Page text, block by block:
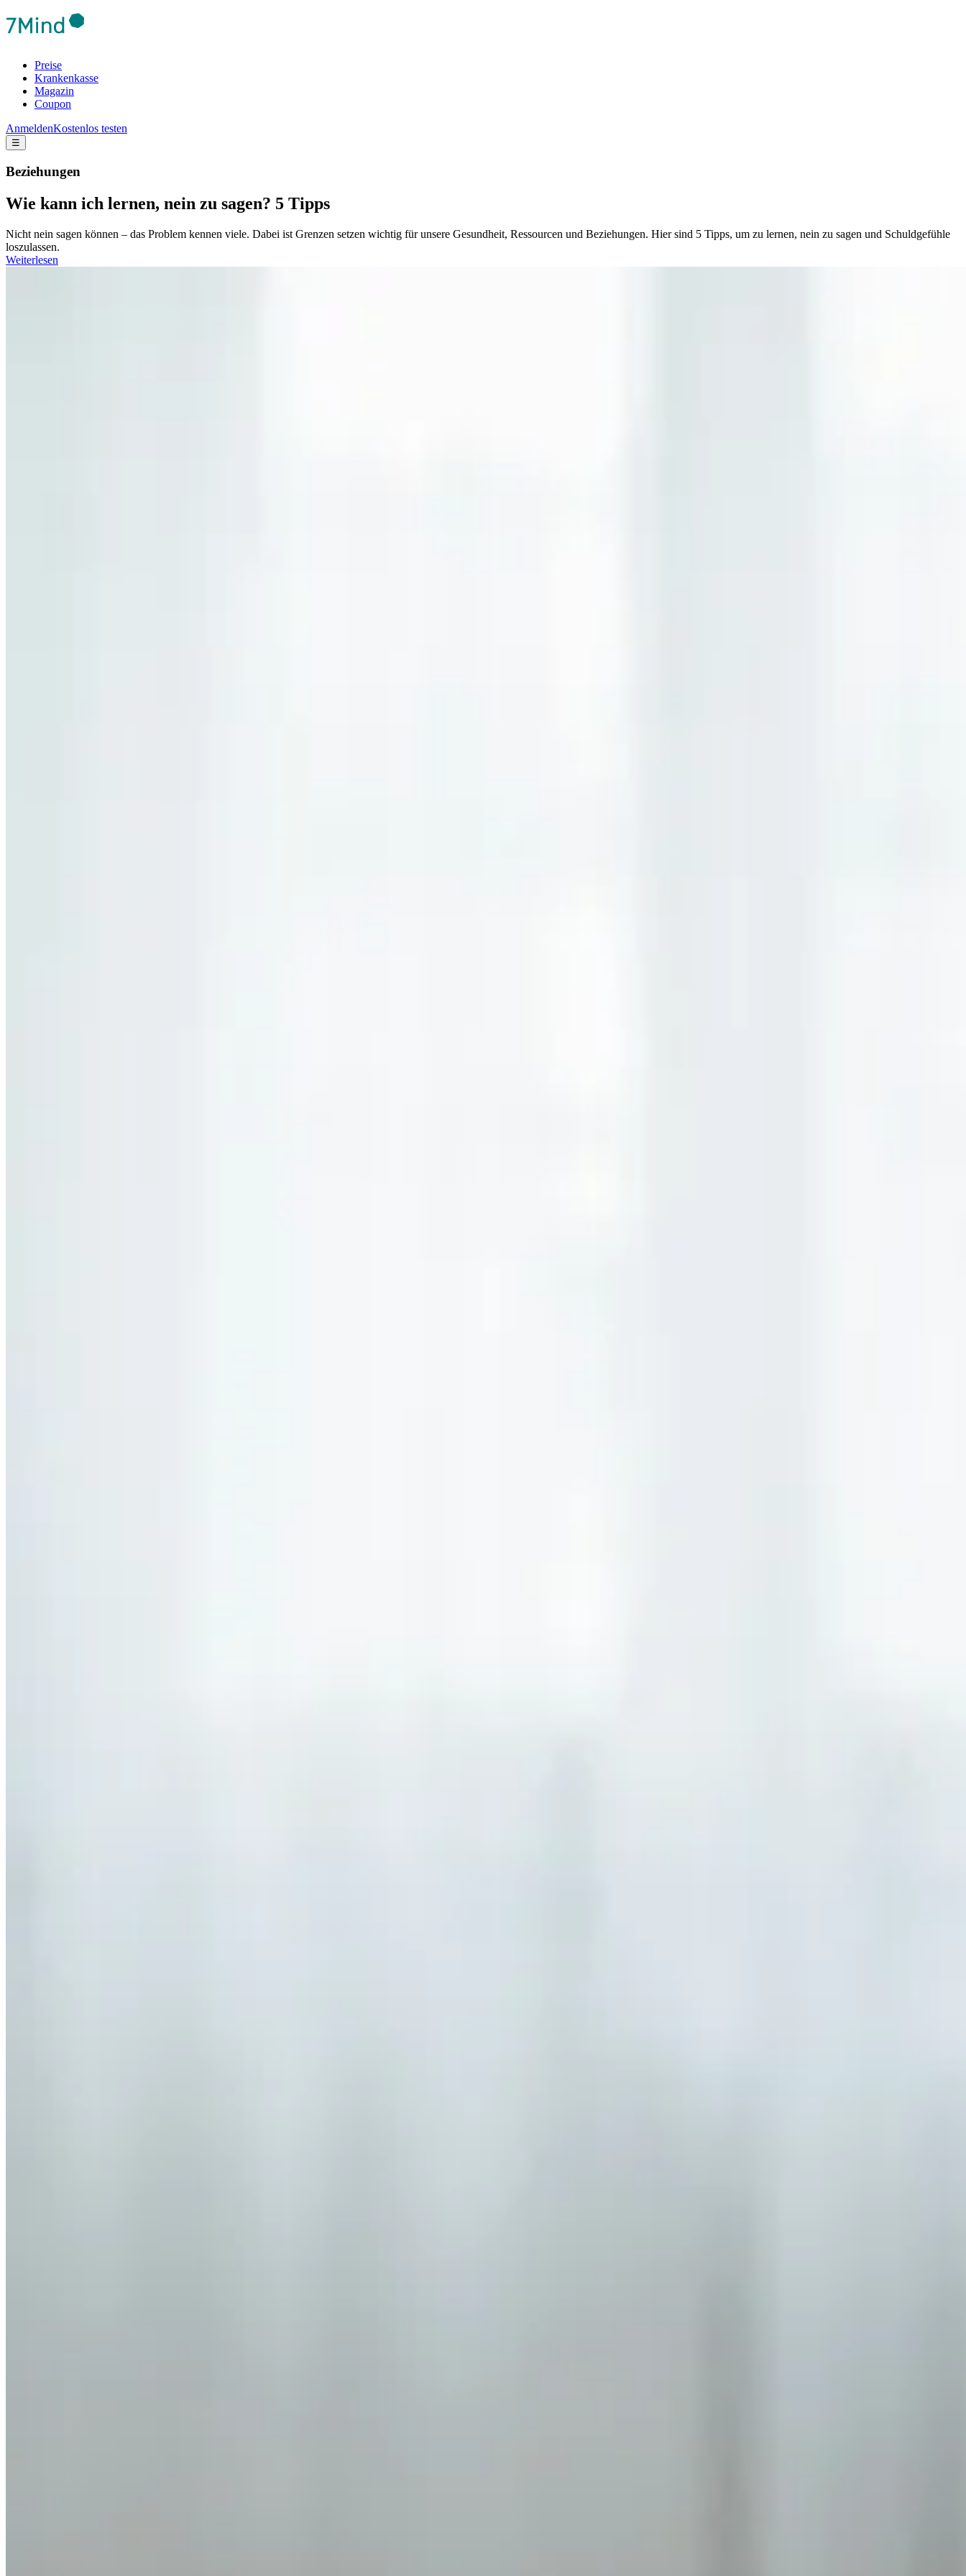
Preise
Krankenkasse
Magazin
Coupon
AnmeldenKostenlos testen
☰
Beziehungen
Wie kann ich lernen, nein zu sagen? 5 Tipps
Nicht nein sagen können – das Problem kennen viele. Dabei ist Grenzen setzen wichtig für unsere Gesundheit, Ressourcen und Beziehungen. Hier sind 5 Tipps, um zu lernen, nein zu sagen und Schuldgefühle
loszulassen.
Weiterlesen